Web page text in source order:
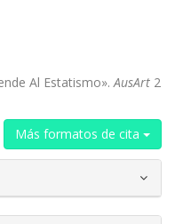
Al Estatismo». AusArt 2
Más formatos de cita